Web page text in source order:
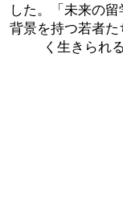
した。「未来の
背景を持つ若者
く生きられ